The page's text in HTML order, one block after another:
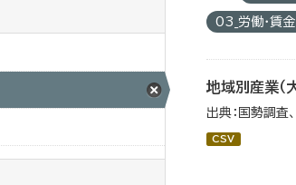
03_労働・賃金
地域別産業（
出典：国勢調査
CSV